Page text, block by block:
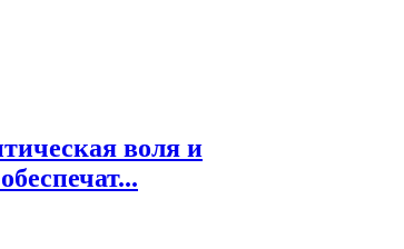
воля и